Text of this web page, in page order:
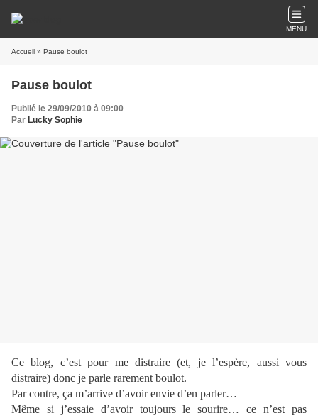
MENU
Accueil » Pause boulot
Pause boulot
Publié le 29/09/2010 à 09:00
Par Lucky Sophie
Ce blog, c’est pour me distraire (et, je l’espère, aussi vous
distraire) donc je parle rarement boulot.
Par contre, ça m’arrive d’avoir envie d’en parler…
Même si j’essaie d’avoir toujours le sourire… ce n’est pas